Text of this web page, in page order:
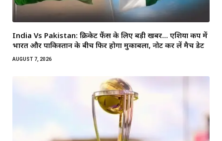
India Vs Pakistan: क्रिकेट फैंस के लिए बड़ी खबर… एशिया कप में
भारत और पाकिस्तान के बीच फिर होगा मुकाबला, नोट कर लें मैच डेट
AUGUST 7, 2026